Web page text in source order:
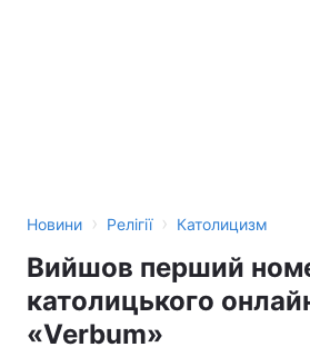
Новини › Релігії › Католицизм
Вийшов перший
католицького
«Verbum»